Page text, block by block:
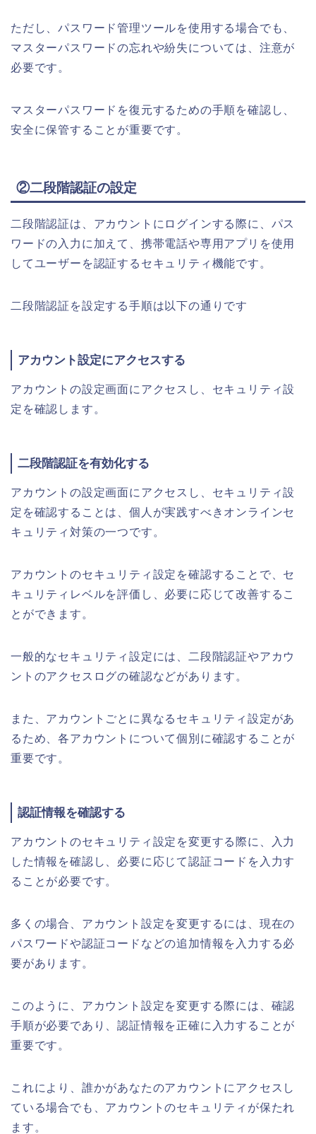
ただし、パスワード管理ツールを使用する場合でも、
マスターパスワードの忘れや紛失については、注意が
必要です。
マスターパスワードを復元するための手順を確認し、
安全に保管することが重要です。
②二段階認証の設定
二段階認証は、アカウントにログインする際に、パス
ワードの入力に加えて、携帯電話や専用アプリを使用
してユーザーを認証するセキュリティ機能です。
二段階認証を設定する手順は以下の通りです
アカウント設定にアクセスする
アカウントの設定画面にアクセスし、セキュリティ設
定を確認します。
二段階認証を有効化する
アカウントの設定画面にアクセスし、セキュリティ設
定を確認することは、個人が実践すべきオンラインセ
キュリティ対策の一つです。
アカウントのセキュリティ設定を確認することで、セ
キュリティレベルを評価し、必要に応じて改善するこ
とができます。
一般的なセキュリティ設定には、二段階認証やアカウ
ントのアクセスログの確認などがあります。
また、アカウントごとに異なるセキュリティ設定があ
るため、各アカウントについて個別に確認することが
重要です。
認証情報を確認する
アカウントのセキュリティ設定を変更する際に、入力
した情報を確認し、必要に応じて認証コードを入力す
ることが必要です。
多くの場合、アカウント設定を変更するには、現在の
パスワードや認証コードなどの追加情報を入力する必
要があります。
このように、アカウント設定を変更する際には、確認
手順が必要であり、認証情報を正確に入力することが
重要です。
これにより、誰かがあなたのアカウントにアクセスし
ている場合でも、アカウントのセキュリティが保たれ
ます。